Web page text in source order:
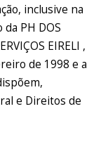
inclusive na
PH DOS
EIRELI ,
de 1998 e a
e Direitos de